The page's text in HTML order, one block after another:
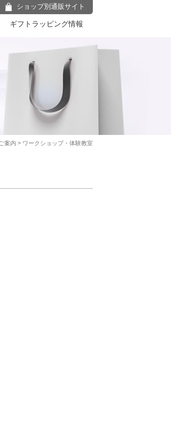
ショップ別通販サイト
ギフトラッピング情報
案内 > ワークショップ・体験教室